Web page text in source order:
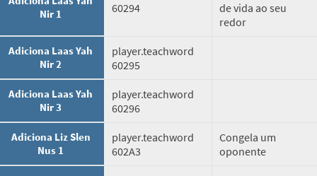
Nir 1
60294
de vida ao seu
redor
Adiciona Laas Yah
Nir 2
player.teachword
60295
Adiciona Laas Yah
Nir 3
player.teachword
60296
Adiciona Liz Slen
Nus 1
player.teachword
602A3
Congela um
oponente